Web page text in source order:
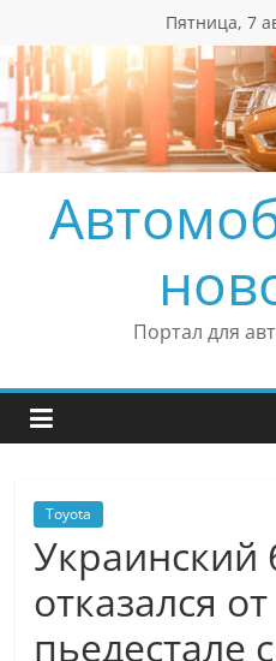
содержимому
Пятница, 7
Портал для
Toyota
Украинский
отказался
пьедестале с